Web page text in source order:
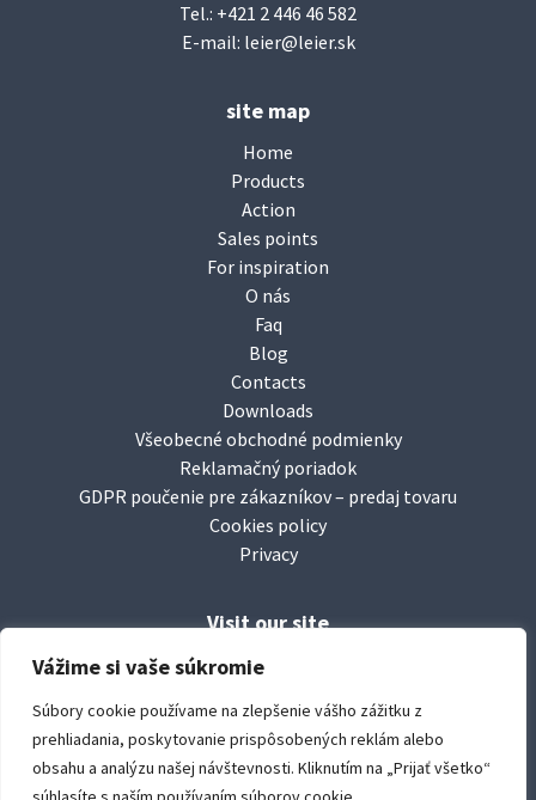
Vážime si vaše súkromie
Súbory cookie používame na zlepšenie vášho zážitku z
prehliadania, poskytovanie prispôsobených reklám alebo
obsahu a analýzu našej návštevnosti. Kliknutím na „Prijať všetko“
Tel.: +421 2 446 46 582
E-mail: leier@leier.sk
site map
Home
Products
Action
Sales points
For inspiration
O nás
Faq
Blog
Contacts
Downloads
Všeobecné obchodné podmienky
Reklamačný poriadok
GDPR poučenie pre zákazníkov – predaj tovaru
Cookies policy
Privacy
Visit our site
Facebook/leierbaustoffesk
www.durisoltvarovky.sk
youtube/leierbaustoffe